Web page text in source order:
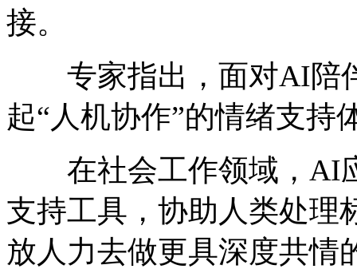
接。
专家指出，面对AI陪伴
起“人机协作”的情绪支持
在社会工作领域，AI
支持工具，协助人类处理
放人力去做更具深度共情